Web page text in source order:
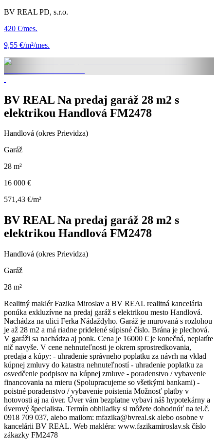
BV REAL PD, s.r.o.
420 €/mes.
9,55 €/m²/mes.
BV REAL Na predaj garáž 28 m2 s
elektrikou Handlová FM2478
Handlová (okres Prievidza)
Garáž
28 m²
16 000 €
571,43 €/m²
BV REAL Na predaj garáž 28 m2 s
elektrikou Handlová FM2478
Handlová (okres Prievidza)
Garáž
28 m²
Realitný maklér Fazika Miroslav a BV REAL realitná kancelária
ponúka exkluzívne na predaj garáž s elektrikou mesto Handlová.
Nachádza na ulici Ferka Nádaždyho. Garáž je murovaná s rozlohou
je až 28 m2 a má riadne pridelené súpisné číslo. Brána je plechová.
V garáži sa nachádza aj ponk. Cena je 16000 € je konečná, neplatíte
nič navyše. V cene nehnuteľnosti je okrem sprostredkovania,
predaja a kúpy: - uhradenie správneho poplatku za návrh na vklad
kúpnej zmluvy do katastra nehnuteľností - uhradenie poplatku za
osvedčenie podpisov na kúpnej zmluve - poradenstvo / vybavenie
financovania na mieru (Spolupracujeme so všetkými bankami) -
poistné poradenstvo / vybavenie poistenia Možnosť platby v
hotovosti aj na úver. Úver vám bezplatne vybaví náš hypotekárny a
úverový špecialista. Termín obhliadky si môžete dohodnúť na tel.č.
0918 709 037, alebo mailom: mfazika@bvreal.sk alebo osobne v
kancelárii BV REAL. Web makléra: www.fazikamiroslav.sk číslo
zákazky FM2478